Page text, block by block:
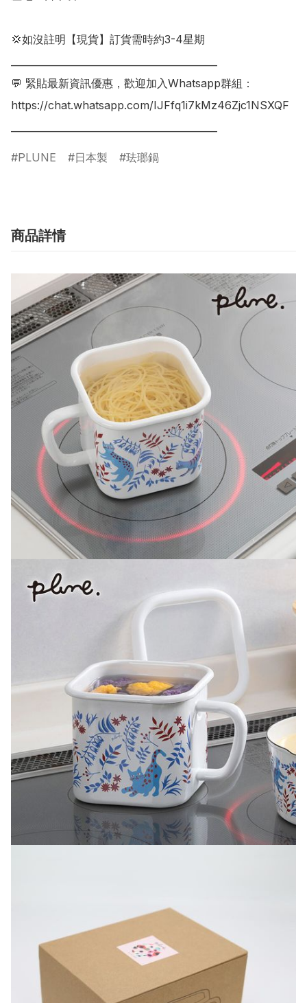
💢如沒註明【現貨】訂貨需時約3-4星期
💬 緊貼最新資訊優惠，歡迎加入Whatsapp群組：
https://chat.whatsapp.com/IJFfq1i7kMz46Zjc1NSXQF
PLUNE 日本製 珐瑯鍋
商品詳情